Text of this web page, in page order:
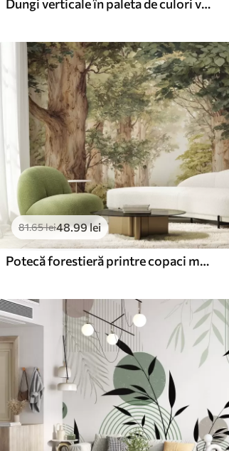
Dungi verticale în paleta de culori verde și bej discrete
81.65lei48.99lei
Potecă forestieră printre copaci maiestuoși, în stil acuarelă